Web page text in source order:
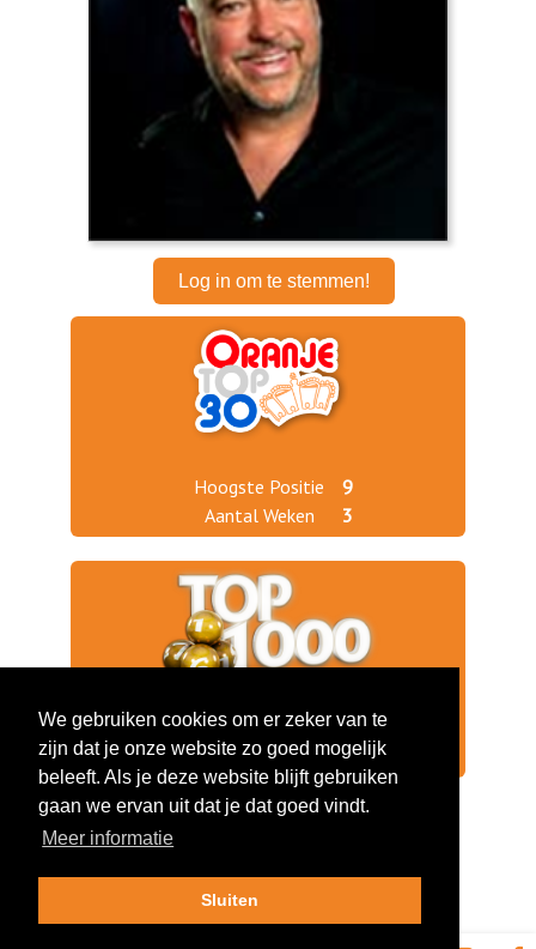
Log in om te stemmen!
Hoogste Positie
9
Aantal Weken
3
Jaargang 2018 801
Jaargang 2017
36
We gebruiken cookies om er zeker van te
zijn dat je onze website zo goed mogelijk
beleeft. Als je deze website blijft gebruiken
gaan we ervan uit dat je dat goed vindt.
Meer informatie
Sluiten